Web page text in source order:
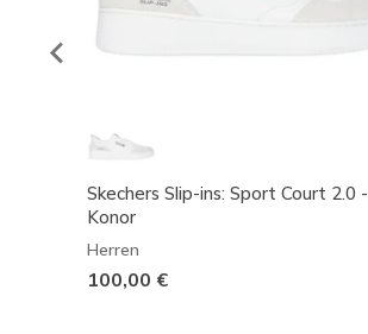
Skechers Slip-ins: Sport Court 2.0 -
Konor
Herren
100,00 €